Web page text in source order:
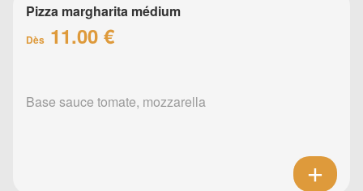
Pizza margharita médium
Dès 11.00 €
Base sauce tomate, mozzarella